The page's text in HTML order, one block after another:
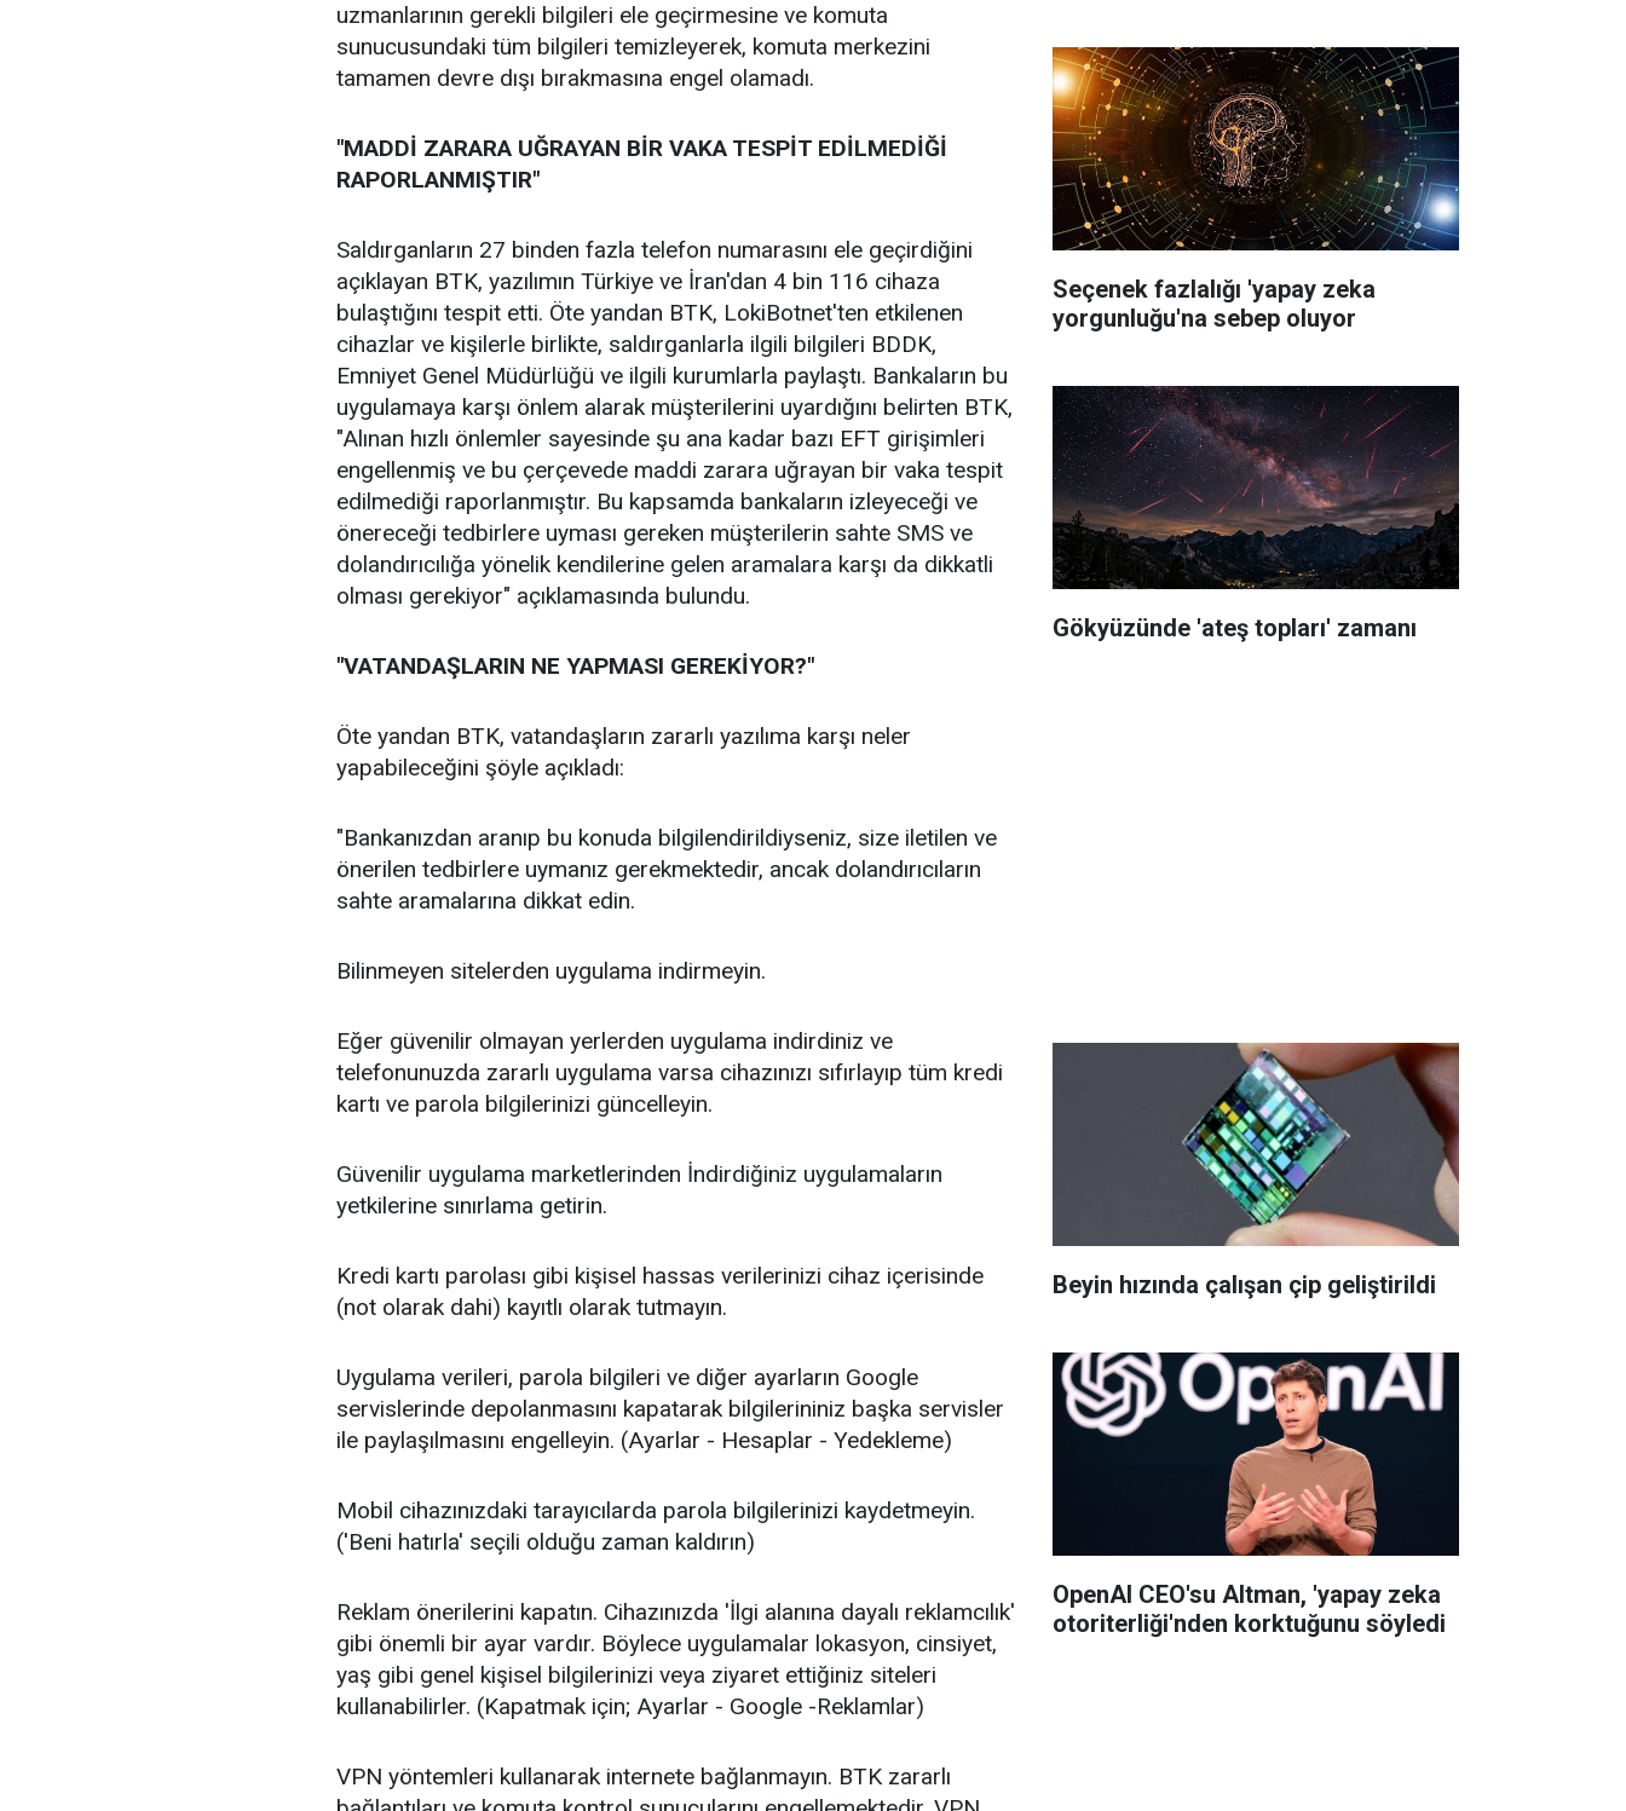
uzmanlarının gerekli bilgileri ele geçirmesine ve komuta
sunucusundaki tüm bilgileri temizleyerek, komuta merkezini
tamamen devre dışı bırakmasına engel olamadı.
"MADDİ ZARARA UĞRAYAN BİR VAKA TESPİT EDİLMEDİĞİ
RAPORLANMIŞTIR"
Saldırganların 27 binden fazla telefon numarasını ele geçirdiğini
açıklayan BTK, yazılımın Türkiye ve İran'dan 4 bin 116 cihaza
bulaştığını tespit etti. Öte yandan BTK, LokiBotnet'ten etkilenen
cihazlar ve kişilerle birlikte, saldırganlarla ilgili bilgileri BDDK,
Emniyet Genel Müdürlüğü ve ilgili kurumlarla paylaştı. Bankaların bu
uygulamaya karşı önlem alarak müşterilerini uyardığını belirten BTK,
"Alınan hızlı önlemler sayesinde şu ana kadar bazı EFT girişimleri
engellenmiş ve bu çerçevede maddi zarara uğrayan bir vaka tespit
edilmediği raporlanmıştır. Bu kapsamda bankaların izleyeceği ve
önereceği tedbirlere uyması gereken müşterilerin sahte SMS ve
dolandırıcılığa yönelik kendilerine gelen aramalara karşı da dikkatli
olması gerekiyor" açıklamasında bulundu.
"VATANDAŞLARIN NE YAPMASI GEREKİYOR?"
Öte yandan BTK, vatandaşların zararlı yazılıma karşı neler
yapabileceğini şöyle açıkladı:
"Bankanızdan aranıp bu konuda bilgilendirildiyseniz, size iletilen ve
önerilen tedbirlere uymanız gerekmektedir, ancak dolandırıcıların
sahte aramalarına dikkat edin.
Bilinmeyen sitelerden uygulama indirmeyin.
Eğer güvenilir olmayan yerlerden uygulama indirdiniz ve
telefonunuzda zararlı uygulama varsa cihazınızı sıfırlayıp tüm kredi
kartı ve parola bilgilerinizi güncelleyin.
Güvenilir uygulama marketlerinden İndirdiğiniz uygulamaların
yetkilerine sınırlama getirin.
Kredi kartı parolası gibi kişisel hassas verilerinizi cihaz içerisinde
(not olarak dahi) kayıtlı olarak tutmayın.
Uygulama verileri, parola bilgileri ve diğer ayarların Google
servislerinde depolanmasını kapatarak bilgilerininiz başka servisler
ile paylaşılmasını engelleyin. (Ayarlar - Hesaplar - Yedekleme)
Mobil cihazınızdaki tarayıcılarda parola bilgilerinizi kaydetmeyin.
('Beni hatırla' seçili olduğu zaman kaldırın)
Reklam önerilerini kapatın. Cihazınızda 'İlgi alanına dayalı reklamcılık'
gibi önemli bir ayar vardır. Böylece uygulamalar lokasyon, cinsiyet,
yaş gibi genel kişisel bilgilerinizi veya ziyaret ettiğiniz siteleri
kullanabilirler. (Kapatmak için; Ayarlar - Google -Reklamlar)
VPN yöntemleri kullanarak internete bağlanmayın. BTK zararlı
Seçenek fazlalığı 'yapay zeka
yorgunluğu'na sebep oluyor
Gökyüzünde 'ateş topları' zamanı
Beyin hızında çalışan çip geliştirildi
OpenAI CEO'su Altman, 'yapay zeka
otoriterliği'nden korktuğunu söyledi